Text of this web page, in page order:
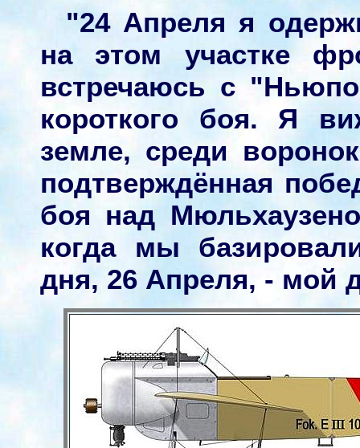
"24 Апреля я
на этом участке
встречаюсь с
короткого боя. Я
земле, среди
подтверждённая
боя над
когда мы
дня, 26 Апреля, - мой